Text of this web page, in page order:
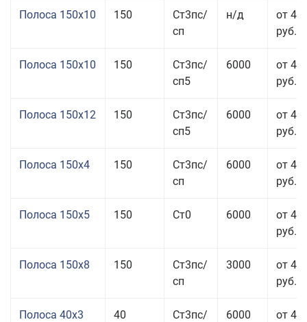
Полоса 150x10 150
Ст3пс/
сп
н/д
от 43
руб.
Полоса 150x10 150
Ст3пс/
сп5
6000
от 43
руб.
Полоса 150x12 150
Ст3пс/
сп5
6000
от 45
руб.
Полоса 150x4 150
Ст3пс/
сп
6000
от 46
руб.
Полоса 150x5 150 Ст0 6000
от 46
руб.
Полоса 150x8 150
Ст3пс/
сп
3000
от 42
руб.
Полоса 40x3 40
Ст3пс/
6000
от 46